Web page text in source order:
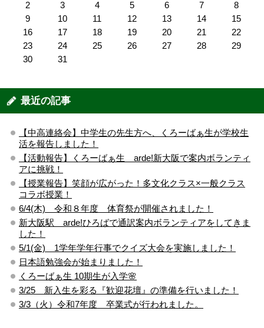
2
3 4 5 6 7
8
9
10 11 12 13 14
15
16
17 18 19 20 21
22
23
24 25 26 27 28
29
30
31
最近の記事
【中高連絡会】中学生の先生方へ、くろーばぁ生が学校生
活を報告しました！
【活動報告】くろーばぁ生 arde!新大阪で案内ボランティ
アに挑戦！
【授業報告】笑顔が広がった！多文化クラス×一般クラス
コラボ授業！
6/4(木) 令和８年度 体育祭が開催されました！
新大阪駅 arde!ひろばで通訳案内ボランティアをしてきま
した！
5/1(金) 1学年学年行事でクイズ大会を実施しました！
日本語勉強会が始まりました！
くろーばぁ生 10期生が入学🌸
3/25 新入生を彩る『歓迎花壇』の準備を行いました！
3/3（火）令和7年度 卒業式が行われました。